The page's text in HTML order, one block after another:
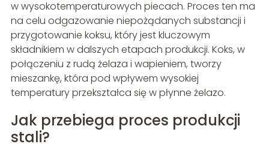
w wysokotemperaturowych piecach. Proces ten ma
na celu odgazowanie niepożądanych substancji i
przygotowanie koksu, który jest kluczowym
składnikiem w dalszych etapach produkcji. Koks, w
połączeniu z rudą żelaza i wapieniem, tworzy
mieszankę, która pod wpływem wysokiej
temperatury przekształca się w płynne żelazo.
Jak przebiega proces produkcji
stali?